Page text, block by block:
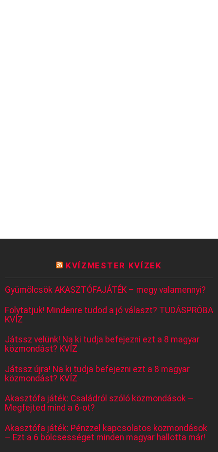
KVÍZMESTER KVÍZEK
Gyümölcsök AKASZTÓFAJÁTÉK – megy valamennyi?
Folytatjuk! Mindenre tudod a jó választ? TUDÁSPRÓBA
KVÍZ
Játssz velünk! Na ki tudja befejezni ezt a 8 magyar
közmondást? KVÍZ
Játssz újra! Na ki tudja befejezni ezt a 8 magyar
közmondást? KVÍZ
Akasztófa játék: Családról szóló közmondások –
Megfejted mind a 6-ot?
Akasztófa játék: Pénzzel kapcsolatos közmondások
– Ezt a 6 bölcsességet minden magyar hallotta már!